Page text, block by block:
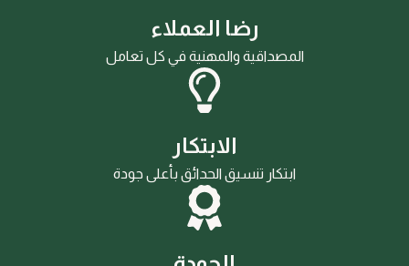
رضا العملاء
المصداقية والمهنية في كل تعامل
الابتكار
ابتكار تنسيق الحدائق بأعلى جودة